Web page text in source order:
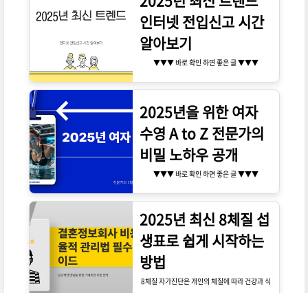
인터넷 전입신고 시간
알아보기
▼▼▼ 바로 확인 하면 좋은 글 ▼▼▼
2025년을 위한 여자
수영 A to Z 전문가의
비밀 노하우 공개
▼▼▼ 바로 확인 하면 좋은 글 ▼▼▼
2025년 최신 8체질 섭
생표로 쉽게 시작하는
방법
8체질 자가진단은 개인의 체질에 따라 건강과 식